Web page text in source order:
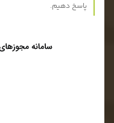
پاسخ دهیم.